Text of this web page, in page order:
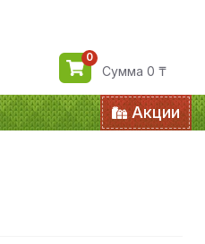
0
Сумма 0 ₸
Акции